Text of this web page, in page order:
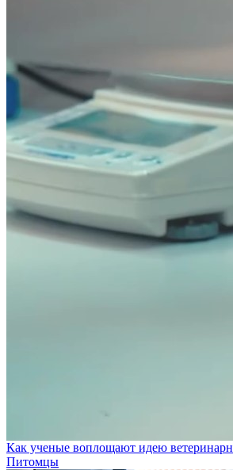
Как ученые воплощают идею
Питомцы